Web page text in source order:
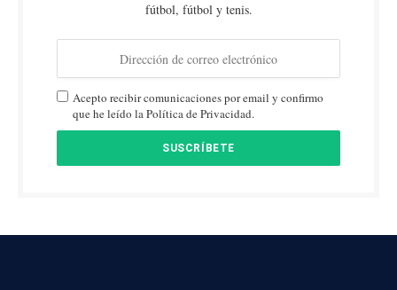
fútbol, fútbol y tenis.
Acepto recibir comunicaciones por email y confirmo
que he leído la Política de Privacidad.